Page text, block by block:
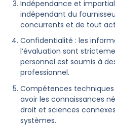
Indépendance et
indépendant du
concurrents et de tout
Confidentialité : les
l’évaluation sont
personnel est soumis à
professionnel.
Compétences
avoir les connaissances
droit et sciences
systèmes.